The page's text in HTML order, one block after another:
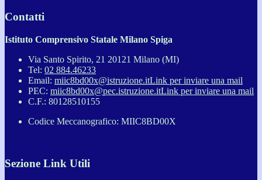
Contatti
Istituto Comprensivo Statale Milano Spiga
Via Santo Spirito, 21 20121 Milano (MI)
Tel: 02 884.46233
Email: miic8bd00x@istruzione.itLink per inviare una mail
PEC: miic8bd00x@pec.istruzione.itLink per inviare una mail
C.F.: 80128510155
Codice Meccanografico: MIIC8BD00X
Sezione Link Utili